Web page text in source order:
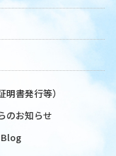
明書発行等）
のお知らせ